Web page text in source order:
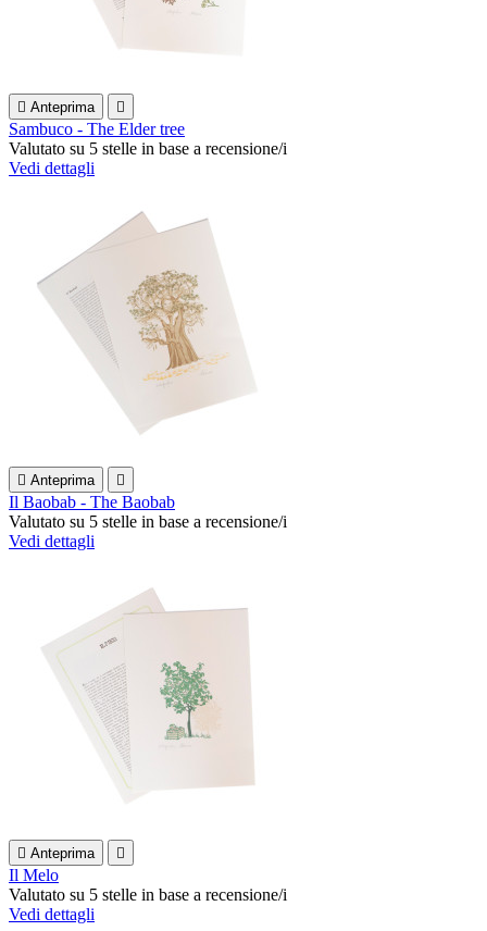
 Anteprima 
Sambuco - The Elder tree
Valutato su 5 stelle in base a recensione/i
Vedi dettagli
 Anteprima 
Il Baobab - The Baobab
Valutato su 5 stelle in base a recensione/i
Vedi dettagli
 Anteprima 
Il Melo
Valutato su 5 stelle in base a recensione/i
Vedi dettagli